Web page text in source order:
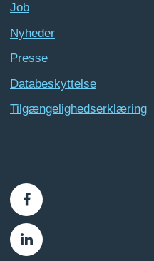
Job
Nyheder
Presse
Databeskyttelse
Tilgængelighedserklæring